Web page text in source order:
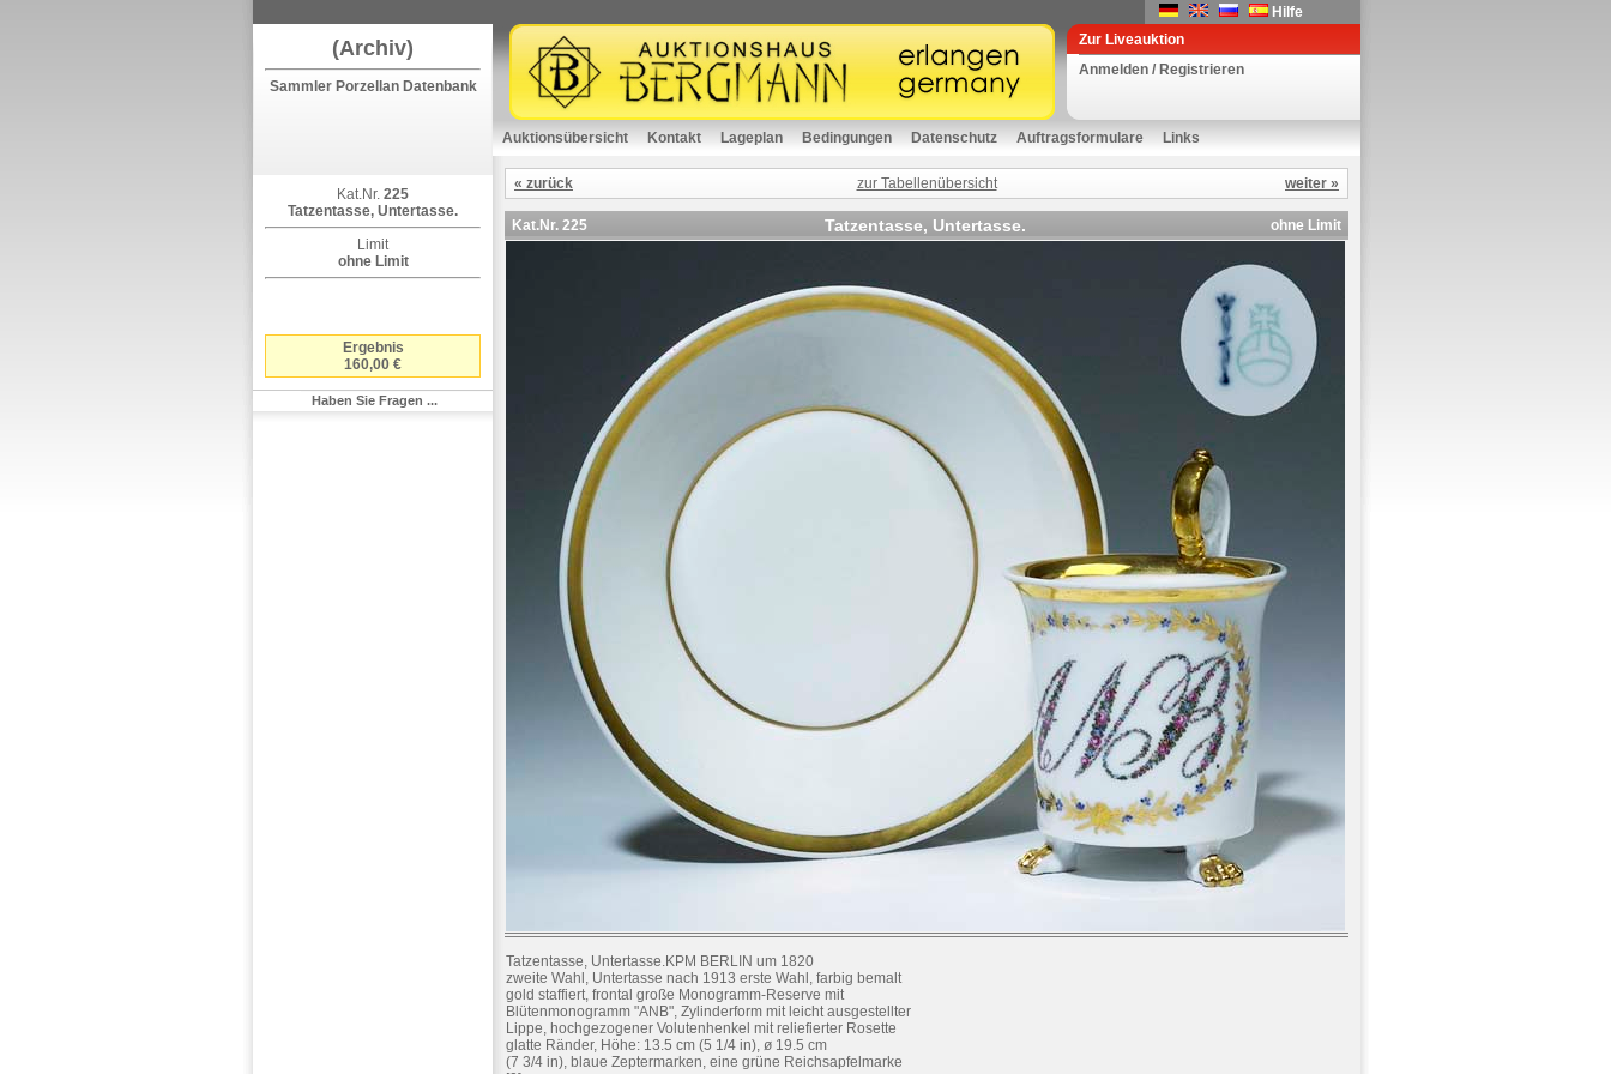
Hilfe
(Archiv)
Sammler Porzellan Datenbank
Kat.Nr. 225
Tatzentasse, Untertasse.
Limit
ohne Limit
Ergebnis
160,00 €
Haben Sie Fragen ...
Zur Liveauktion
Anmelden / Registrieren
Auktionsübersicht Kontakt Lageplan Bedingungen Datenschutz Auftragsformulare Links
« zurück zur Tabellenübersicht weiter »
Kat.Nr. 225 Tatzentasse, Untertasse. ohne Limit
Tatzentasse, Untertasse.KPM BERLIN um 1820
zweite Wahl, Untertasse nach 1913 erste Wahl, farbig bemalt
gold staffiert, frontal große Monogramm-Reserve mit
Blütenmonogramm "ANB", Zylinderform mit leicht ausgestellter
Lippe, hochgezogener Volutenhenkel mit reliefierter Rosette
glatte Ränder, Höhe: 13.5 cm (5 1/4 in), ø 19.5 cm
(7 3/4 in), blaue Zeptermarken, eine grüne Reichsapfelmarke